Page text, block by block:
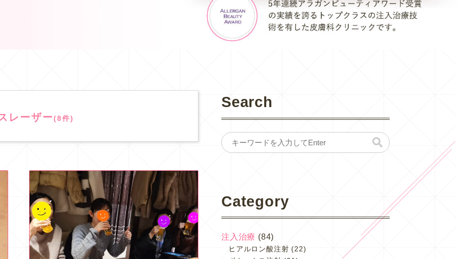
レーザー(8件)
Search
Category
注入治療 (84)
ヒアルロン酸注射 (22)